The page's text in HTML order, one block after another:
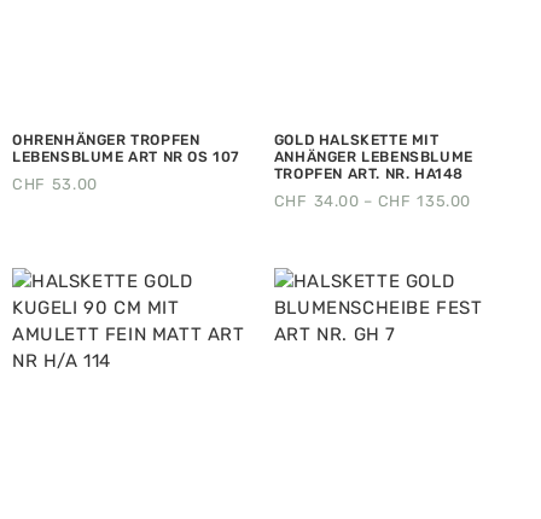
OHRENHÄNGER TROPFEN
LEBENSBLUME ART NR OS 107
CHF 53.00
GOLD HALSKETTE MIT
ANHÄNGER LEBENSBLUME
TROPFEN ART. NR. HA148
CHF 34.00 – CHF 135.00